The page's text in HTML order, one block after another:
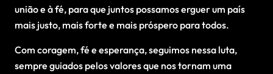
união e à fé, para que juntos possamos erguer um país
mais justo, mais forte e mais próspero para todos.
Com coragem, fé e esperança, seguimos nessa luta,
sempre guiados pelos valores que nos tornam uma